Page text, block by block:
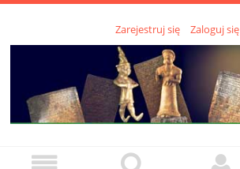
Zarejestruj się Zaloguj się